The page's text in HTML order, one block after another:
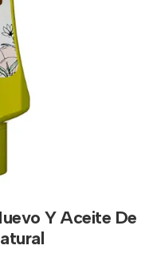
Y Aceite De